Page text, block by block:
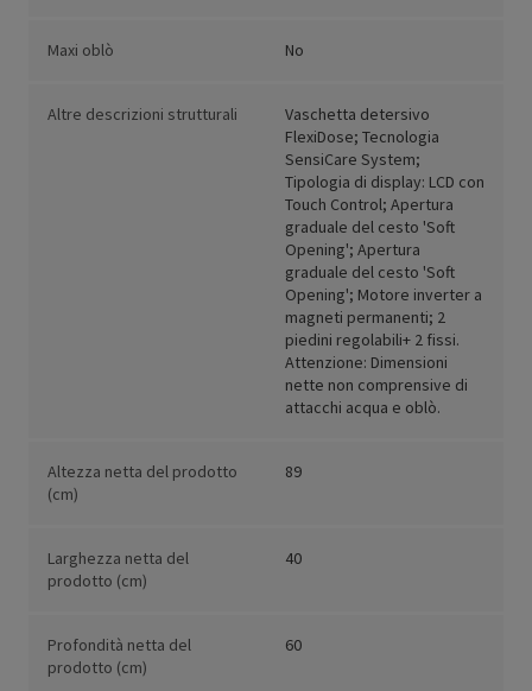
Maxi oblò No
Altre descrizioni strutturali
Vaschetta detersivo
FlexiDose; Tecnologia
SensiCare System;
Tipologia di display: LCD con
Touch Control; Apertura
graduale del cesto 'Soft
Opening'; Apertura
graduale del cesto 'Soft
Opening'; Motore inverter a
magneti permanenti; 2
piedini regolabili+ 2 fissi.
Attenzione: Dimensioni
nette non comprensive di
attacchi acqua e oblò.
Altezza netta del prodotto
(cm)
89
Larghezza netta del
prodotto (cm)
40
Profondità netta del
prodotto (cm)
60